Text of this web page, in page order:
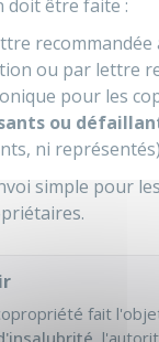
doit être faite :
recommandée
ou par lettre
pour les
ou
ni représentés)
simple pour
fait
,